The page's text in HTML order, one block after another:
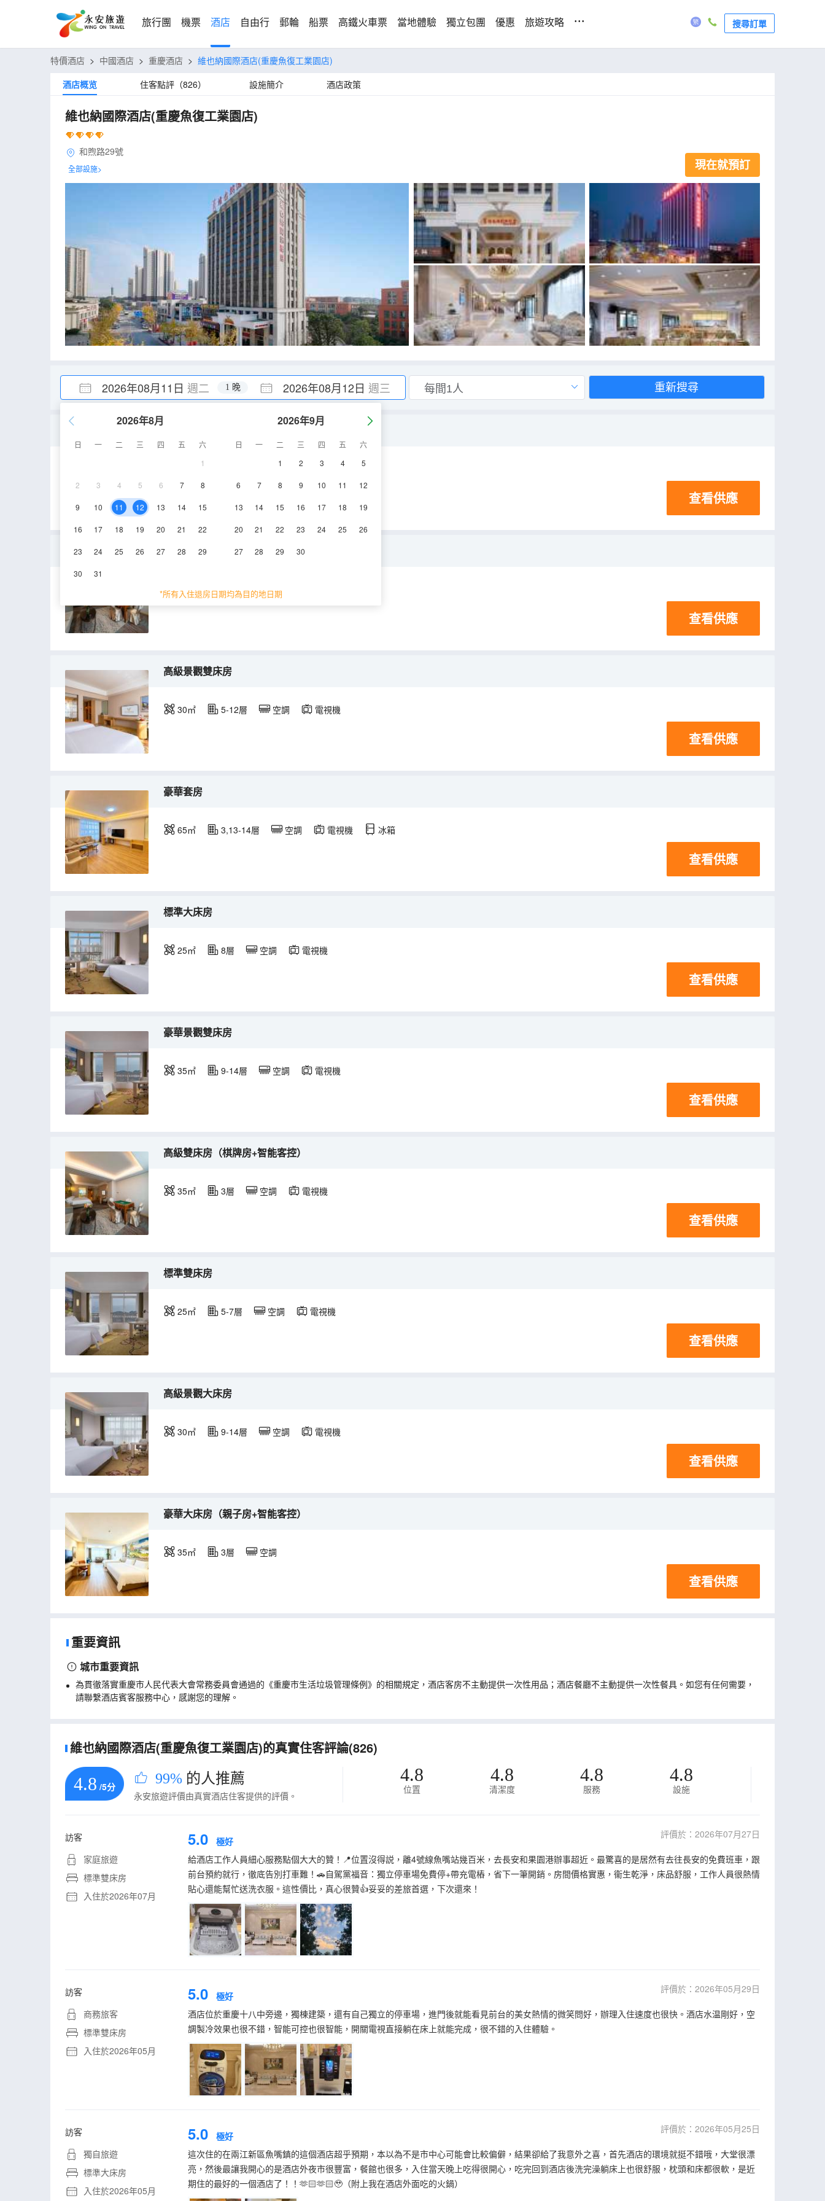
旅行團 機票 酒店 自由行 郵輪 船票 高鐵火車票 當地體驗 獨立包團 優惠 旅遊攻略 ... 搜尋訂單
特價酒店 > 中國酒店 > 重慶酒店 > 維也納國際酒店(重慶魚復工業園店)
酒店概览
住客點評（826） 設施簡介 酒店政策
維也納國際酒店(重慶魚復工業園店)
和煦路29號
全部設施> 現在就預訂
2026年08月11日 週二 2026年08月12日 週三
1 晚
2026年8月
日 一 二 三 四 五
六
1
2 3 4 5 6 7 8
9 10 11 12 13 14 15
16 17 18 19 20 21 22
23 24 25 26 27 28 29
30 31
2026年9月
日 一 二 三 四 五
六
1
2 3 4 5
6 7 8 9 10 11 12
13 14 15 16 17 18 19
20 21 22 23 24 25 26
27 28 29 30
*所有入住退房日期均為目的地日期
重新搜尋
空調 電視機
查看供應
高級大床房（棋牌房+智能客控）
35㎡ 3層 空調
查看供應
高級景觀雙床房
30㎡ 5-12層 空調 電視機
查看供應
豪華套房
65㎡ 3,13-14層 空調 電視機 冰箱
查看供應
標準大床房
25㎡ 8層 空調 電視機
查看供應
豪華景觀雙床房
35㎡ 9-14層 空調 電視機
查看供應
高級雙床房（棋牌房+智能客控）
35㎡ 3層 空調 電視機
查看供應
標準雙床房
25㎡ 5-7層 空調 電視機
查看供應
高級景觀大床房
30㎡ 9-14層 空調 電視機
查看供應
豪華大床房（親子房+智能客控）
35㎡ 3層 空調
查看供應
重要資訊
城市重要資訊
為貫徹落實重慶市人民代表大會常務委員會通過的《重慶市生活垃圾管理條例》的相關規定，酒店客房不主動提供一次性用品；酒店餐廳不主動提供一次性餐具。如您有任何需要，
請聯繫酒店賓客服務中心，感謝您的理解。
維也納國際酒店(重慶魚復工業園店)的真實住客評論(826)
4.8 /5分 99% 的人推薦
永安旅遊評價由真實酒店住客提供的評價。
4.8
位置
4.8
清潔度
4.8
服務
4.8
設施
訪客
家庭旅遊
標準雙床房
入住於2026年07月
5.0 極好
評價於：2026年07月27日
給酒店工作人員細心服務點個大大的贊！📍位置沒得説，離4號線魚嘴站幾百米，去長安和果園港辦事超近。最驚喜的是居然有去往長安的免費班車，跟
前台預約就行，徹底告別打車難！🚗自駕黨福音：獨立停車場免費停+帶充電樁，省下一筆開銷。房間價格實惠，衞生乾淨，床品舒服，工作人員很熱情
貼心還能幫忙送洗衣服。這性價比，真心很贊👍妥妥的差旅首選，下次還來！
訪客
商務旅客
標準雙床房
入住於2026年05月
5.0 極好
評價於：2026年05月29日
酒店位於重慶十八中旁邊，獨棟建築，還有自己獨立的停車場，進門後就能看見前台的美女熱情的微笑問好，辦理入住速度也很快。酒店水温剛好，空
調製冷效果也很不錯，智能可控也很智能，開關電視直接躺在床上就能完成，很不錯的入住體驗。
訪客
獨自旅遊
標準大床房
入住於2026年05月
5.0 極好
評價於：2026年05月25日
這次住的在兩江新區魚嘴鎮的這個酒店超乎預期，本以為不是市中心可能會比較偏僻，結果卻給了我意外之喜，首先酒店的環境就挺不錯哦，大堂很漂
亮，然後最讓我開心的是酒店外夜市很豐富，餐館也很多，入住當天晚上吃得很開心，吃完回到酒店後洗完澡躺床上也很舒服，枕頭和床都很軟，是近
期住的最好的一個酒店了！！🫶🏻🫶🏻🥹（附上我在酒店外面吃的火鍋）